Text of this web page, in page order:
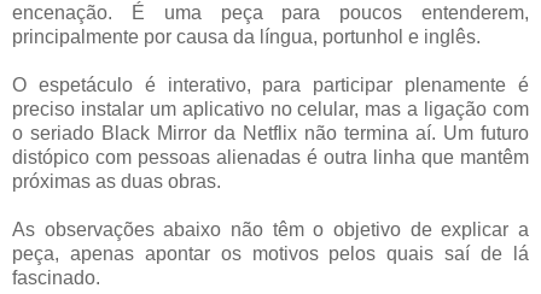
encenação. É uma peça para poucos entenderem,
principalmente por causa da língua, portunhol e inglês.
O espetáculo é interativo, para participar plenamente é
preciso instalar um aplicativo no celular, mas a ligação com
o seriado Black Mirror da Netflix não termina aí. Um futuro
distópico com pessoas alienadas é outra linha que mantêm
próximas as duas obras.
As observações abaixo não têm o objetivo de explicar a
peça, apenas apontar os motivos pelos quais saí de lá
fascinado.